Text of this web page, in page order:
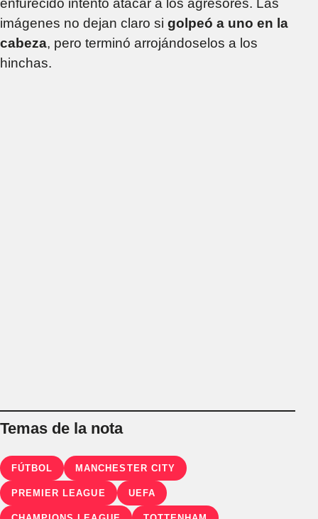
enfurecido intentó atacar a los agresores. Las
imágenes no dejan claro si golpeó a uno en la
cabeza, pero terminó arrojándoselos a los
hinchas.
Temas de la nota
FÚTBOL MANCHESTER CITY
PREMIER LEAGUE UEFA